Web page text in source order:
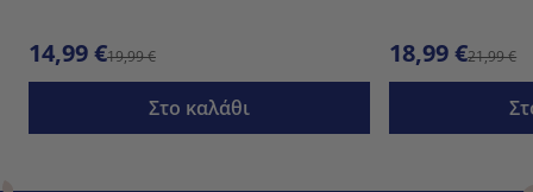
14,99 €19,99 €
Στο καλάθι
18,99 €21,99 €